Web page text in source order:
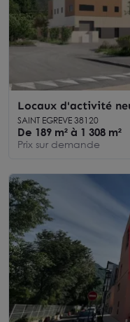
Locaux d'activité
divisibles dès 189 m²
SAINT EGREVE 38120
De 189 m² à 1 308 m²
Prix sur demande